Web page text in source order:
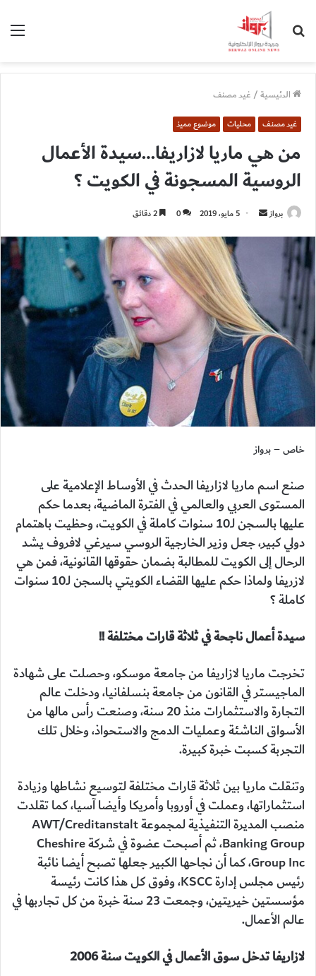
الرئيسية/غير مصنف
غير مصنف محليات موضوع مميز
من هي ماريا لازاريفا…سيدة الأعمال
الروسية المسجونة في الكويت ؟
برواز
أرسل
إلكترونيا
5 مايو، 2019 0
خاص – برواز
صنع اسم ماريا لازاريفا الحدث في الأوساط الإعلامية على
المستوى العربي والعالمي في الفترة الماضية، بعدما حكم
عليها بالسجن لـ10 سنوات كاملة في الكويت، وحظيت باهتمام
دولي كبير، جعل وزير الخارجية الروسي سيرغي لافروف يشد
الرحال إلى الكويت للمطالبة بضمان حقوقها القانونية، فمن هي
لازريفا ولماذا حكم عليها القضاء الكويتي بالسجن لـ10 سنوات
كاملة ؟
سيدة أعمال ناجحة في ثلاثة قارات مختلفة!!
تخرجت ماريا لازاريفا من جامعة موسكو، وحصلت على شهادة
الماجيستر في القانون من جامعة بنسلفانيا، ودخلت عالم
التجارة والاستثمارات منذ 20 سنة، وصنعت رأس مالها من
الأسواق الناشئة وعمليات الدمج والاستحواذ، وخلال تلك
التجربة كسبت خبرة كبيرة.
وتنقلت ماريا بين ثلاثة قارات مختلفة لتوسيع نشاطها وزيادة
استثماراتها، وعملت في أوروبا وأمريكا وأيضا آسيا، كما تقلدت
منصب المديرة التنفيذية لمجموعة AWT/Creditanstalt
Banking Group، ثم أصبحت عضوة في شركة Cheshire
Group Inc، كما أن نجاحها الكبير جعلها تصبح أيضا نائبة
رئيس مجلس إدارة KSCC، وفوق كل هذا كانت رئيسة
مؤسستين خيريتين، وجمعت 23 سنة خبرة من كل تجاربها في
عالم الأعمال.
لازاريفا تدخل سوق الأعمال في الكويت سنة 2006